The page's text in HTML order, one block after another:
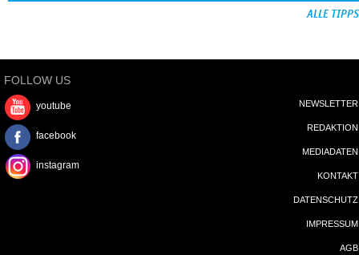
ALLE TIPPS
FOLLOW US
youtube
facebook
instagram
NEWSLETTER
REDAKTION
MEDIADATEN
KONTAKT
DATENSCHUTZ
IMPRESSUM
AGB